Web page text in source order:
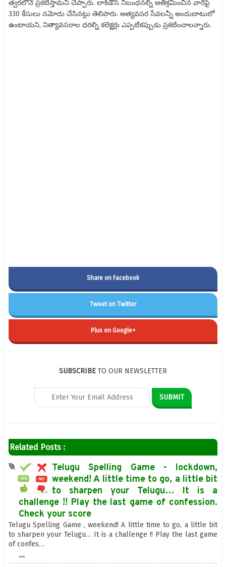
త్వరలోనే ప్రకటిస్తామని చెప్పారు. లాక్‌డౌన్‌ నిబంధనల్ని అతిక్రమించిన వారిపై
330 కేసులు నమోదు చేసినట్లు తెలిపారు. అత్యవసర సేవలన్నీ అందుబాటులో
ఉంటాయని, నిత్యావసరాల ధరల్ని కలెక్టర్లు ఎప్పటికప్పుడు ప్రకటించాలన్నారు.
Share on Facebook
Tweet on Twitter
Plus on Google+
SUBSCRIBE TO OUR NEWSLETTER
Related Posts :
Telugu Spelling Game - lockdown,
weekend! A little time to go, a little bit
to sharpen your Telugu… It is a
challenge !! Play the last game of confession.
Check your score
Telugu Spelling Game , weekend! A little time to go, a little bit
to sharpen your Telugu… It is a challenge !! Play the last game
of confes…
...